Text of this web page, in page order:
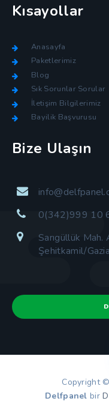
Kısayollar
Anasayfa
Paketlerimiz
Blog
Sık Sorunlar Sorular
İletişim Bilgilerimiz
Bayilik Başvurusu
Bize Ulaşın
0(342)999 10
Sarıgüllük Mah.
Şehitkamil/
Copyright
Delfpanel bir